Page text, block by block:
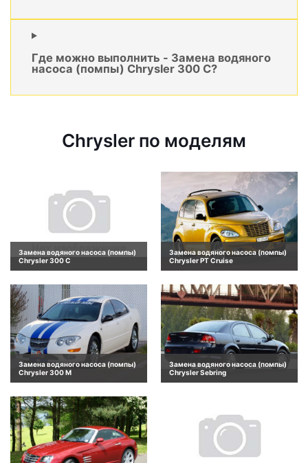
Где можно выполнить - Замена водяного
насоса (помпы) Chrysler 300 C?
Chrysler по моделям
Замена водяного насоса (помпы)
Chrysler 300 C
Замена водяного насоса (помпы)
Chrysler PT Cruise
Замена водяного насоса (помпы)
Chrysler 300 M
Замена водяного насоса (помпы)
Chrysler Sebring